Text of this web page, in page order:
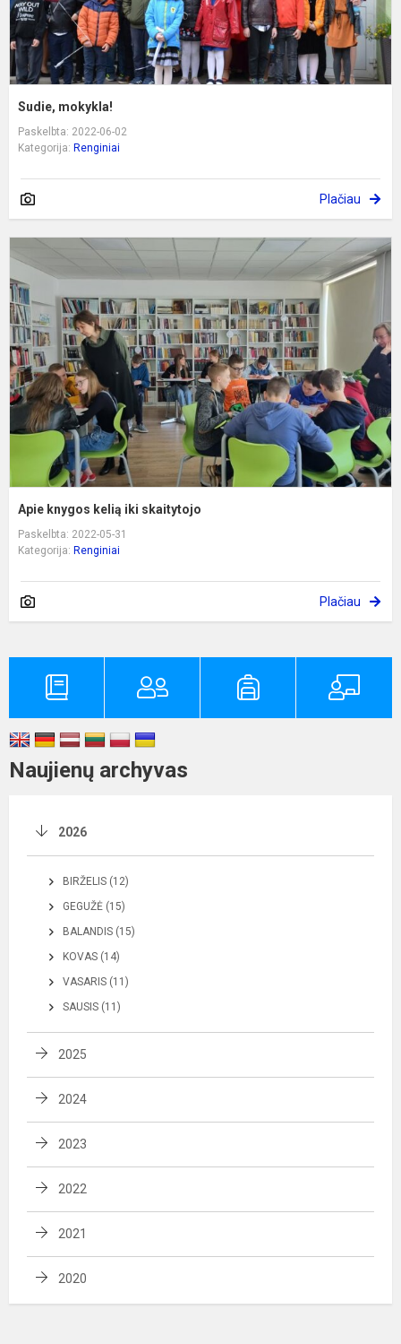
Sudie, mokykla!
Paskelbta: 2022-06-02
Kategorija: Renginiai
Plačiau
Apie knygos kelią iki skaitytojo
Paskelbta: 2022-05-31
Kategorija: Renginiai
Plačiau
Naujienų archyvas
2026
BIRŽELIS (12)
GEGUŽĖ (15)
BALANDIS (15)
KOVAS (14)
VASARIS (11)
SAUSIS (11)
2025
2024
2023
2022
2021
2020